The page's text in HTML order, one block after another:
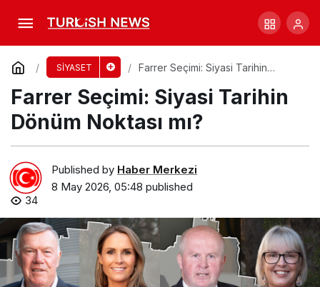
SİYASET
Farrer Seçimi: Siyasi Tarihin
Farrer Seçimi: Siyasi Tarihin
Dönüm Noktası mı?
Published by Haber Merkezi
8 May 2026, 05:48 published
34
İki Kadın, İŞİD Bağlantısıyla İnsanlığa Karşı
Suçtan Yargılanacak
Comment Share